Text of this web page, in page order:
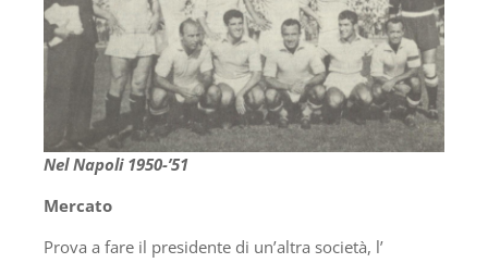
Nel Napoli 1950-’51
Mercato
Prova a fare il presidente di un’altra società, l’